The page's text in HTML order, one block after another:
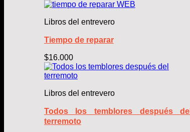
Libros del entrevero
Tiempo de reparar
$16.000
Libros del entrevero
Todos los temblores después del
terremoto